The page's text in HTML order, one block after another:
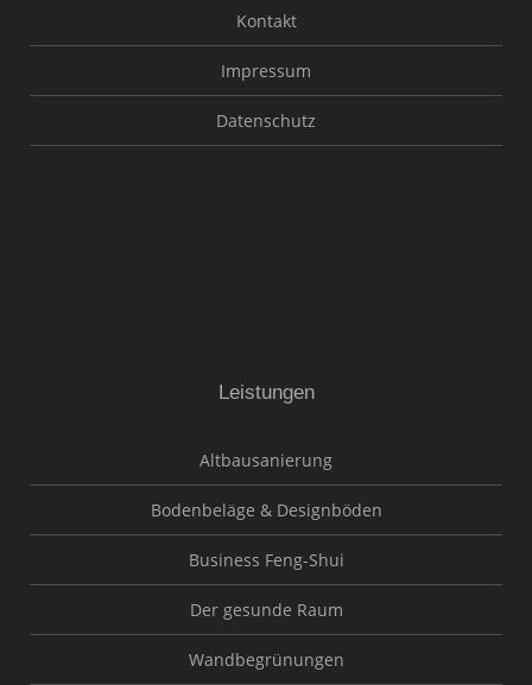
Kontakt
Impressum
Datenschutz
Leistungen
Altbausanierung
Bodenbeläge & Designböden
Business Feng-Shui
Der gesunde Raum
Wandbegrünungen